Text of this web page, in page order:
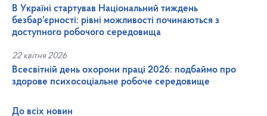
В Україні стартував Національний тиждень
безбар’єрності: рівні можливості починаються з
доступного робочого середовища
22 квітня 2026
Всесвітній день охорони праці 2026: подбаймо про
здорове психосоціальне робоче середовище
До всіх новин